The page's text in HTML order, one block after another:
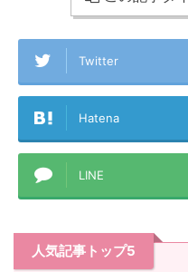
Twitter
Hatena
LINE
人気記事トップ5